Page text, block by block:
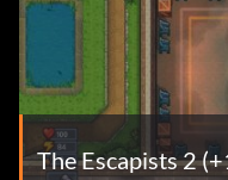
The Escapists 2